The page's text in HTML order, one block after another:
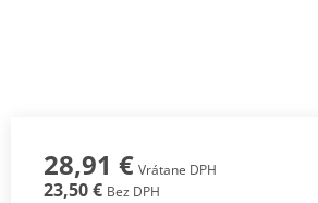
28,91 € Vrátane DPH
23,50 € Bez DPH